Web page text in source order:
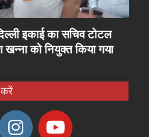
इकाई का सचिव टोटल
खन्ना को नियुक्त किया गया
करें